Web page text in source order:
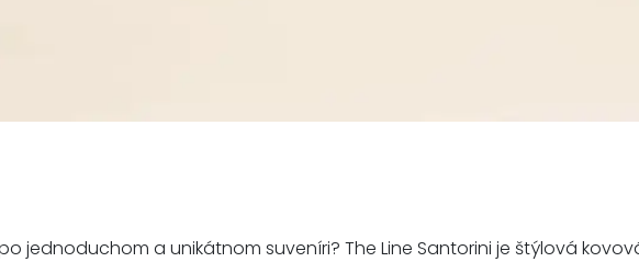
jednoduchom a unikátnom suveníri? The Line Santorini je štýlová